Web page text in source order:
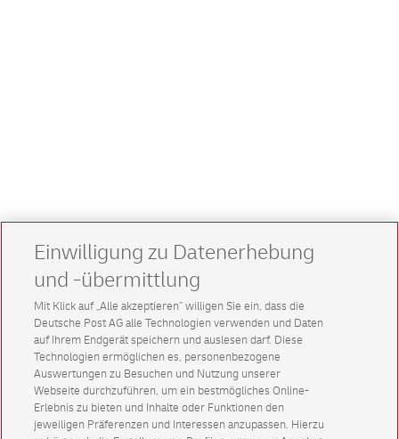
Einwilligung zu Datenerhebung
und -übermittlung
Mit Klick auf „Alle akzeptieren” willigen Sie ein, dass die
Deutsche Post AG alle Technologien verwenden und Daten
auf Ihrem Endgerät speichern und auslesen darf. Diese
Technologien ermöglichen es, personenbezogene
Auswertungen zu Besuchen und Nutzung unserer
Webseite durchzuführen, um ein bestmögliches Online-
Erlebnis zu bieten und Inhalte oder Funktionen den
jeweiligen Präferenzen und Interessen anzupassen. Hierzu